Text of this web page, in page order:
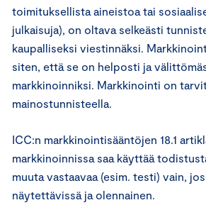
toimituksellista aineistoa tai
julkaisuja), on oltava selkeästi
kaupalliseksi viestinnäksi.
siten, että se on helposti ja
markkinoinniksi. Markkinointi on
mainostunnisteella.
ICC:n markkinointisääntöjen 18.1
markkinoinnissa saa käyttää
muuta vastaavaa (esim. testi) vain,
näytettävissä ja olennainen.